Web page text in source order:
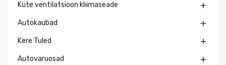
Küte ventilatsioon kliimaseade 
Autokaubad 
Kere Tuled 
Autovaruosad 